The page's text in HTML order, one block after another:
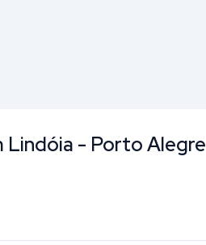
Lindóia - Porto Alegre